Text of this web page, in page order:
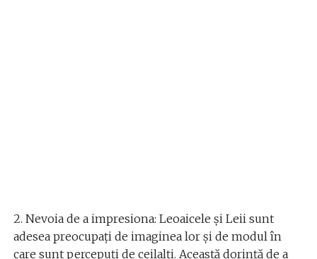
2. Nevoia de a impresiona: Leoaicele și Leii sunt
adesea preocupați de imaginea lor și de modul în
care sunt percepuți de ceilalți. Această dorință de a